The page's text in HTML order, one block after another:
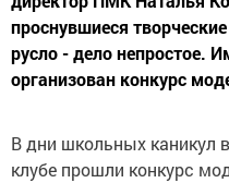
проснувшиеся
русло - дело непростое.
организован конкурс
В дни школьных каникул
клубе прошли конкурс